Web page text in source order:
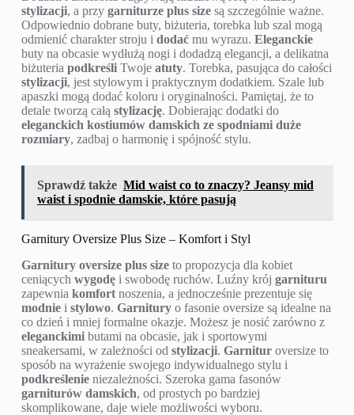
stylizacji, a przy garniturze plus sizesą szczególnie ważne.
Odpowiednio dobrane buty, biżuteria, torebka lub szal mogą
odmienić charakter stroju i dodaćmu wyrazu. Eleganckie
buty na obcasie wydłużą nogi i dodadzą elegancji, a delikatna
biżuteria podkreśliTwoje atuty. Torebka, pasująca do całości
stylizacji, jest stylowym i praktycznym dodatkiem. Szale lub
apaszki mogą dodać koloru i oryginalności. Pamiętaj, że to
detale tworzą całą stylizację. Dobierając dodatki do
eleganckich kostiumów damskich ze spodniami duże
rozmiary, zadbaj o harmonię i spójność stylu.
Sprawdź także Mid waist co to znaczy? Jeansy mid
waist i spodnie damskie, które pasują
Garnitury Oversize Plus Size – Komfort i Styl
Garnitury oversize plus sizeto propozycja dla kobiet
ceniących wygodęi swobodę ruchów. Luźny krój garnituru
zapewnia komfortnoszenia, a jednocześnie prezentuje się
modniei stylowo. Garnituryo fasonie oversize są idealne na
co dzień i mniej formalne okazje. Możesz je nosić zarówno z
eleganckimibutami na obcasie, jak i sportowymi
sneakersami, w zależności od stylizacji. Garnituroversize to
sposób na wyrażenie swojego indywidualnego stylu i
podkreślenieniezależności. Szeroka gama fasonów
garniturów damskich, od prostych po bardziej
skomplikowane, daje wiele możliwości wyboru.